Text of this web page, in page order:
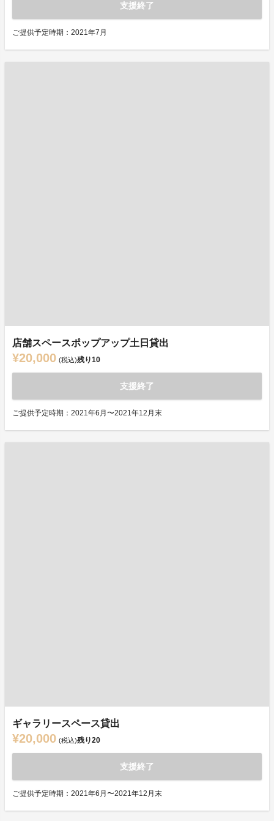
支援終了
ご提供予定時期：2021年7月
店舗スペースポップアップ土日貸出
¥20,000 (税込)残り10
支援終了
ご提供予定時期：2021年6月〜2021年12月末
ギャラリースペース貸出
¥20,000 (税込)残り20
支援終了
ご提供予定時期：2021年6月〜2021年12月末